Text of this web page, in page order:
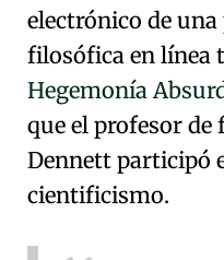
electrónico de
filosófica en línea
Hegemonía
que el profesor de
Dennett participó
cientificismo.